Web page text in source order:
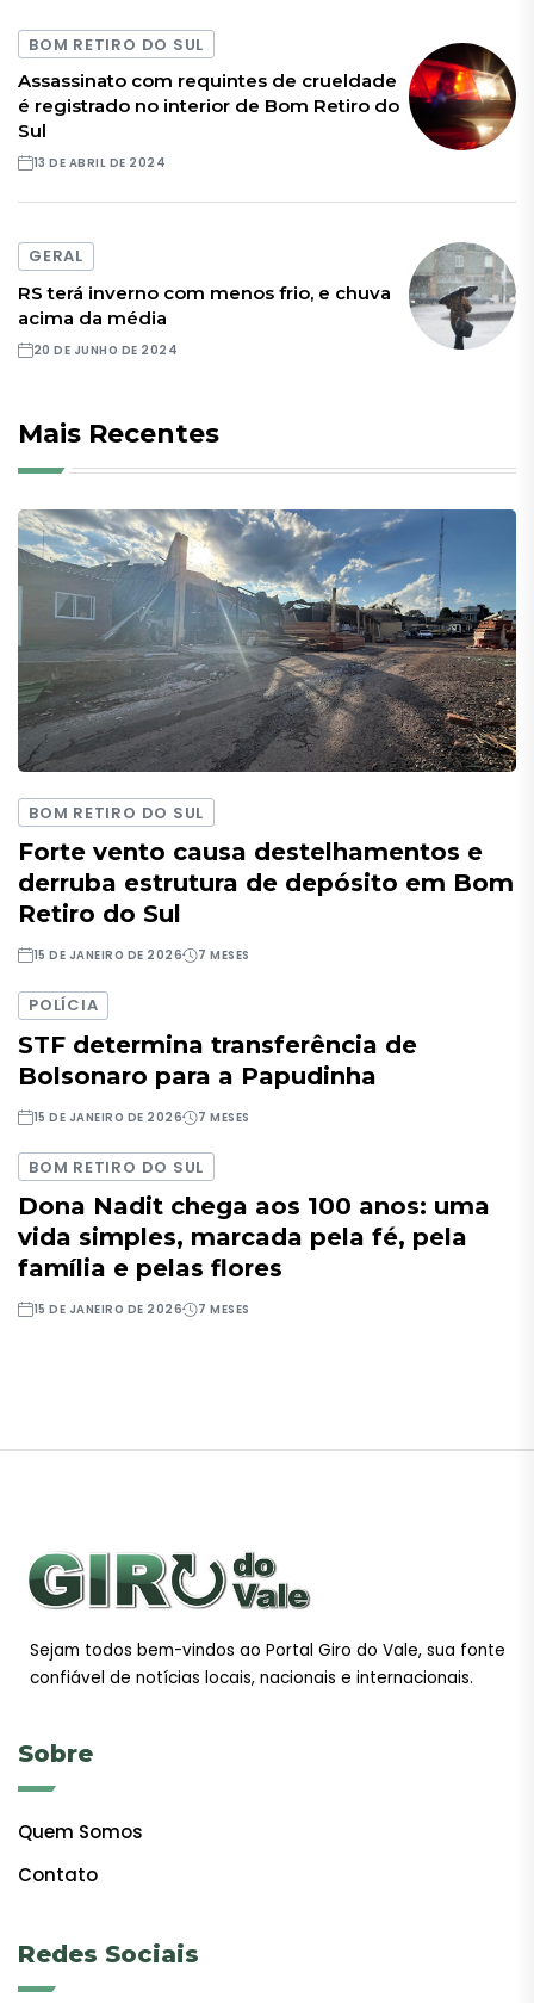
BOM RETIRO DO SUL
Assassinato com requintes de crueldade
é registrado no interior de Bom Retiro do
Sul
13 DE ABRIL DE 2024
GERAL
RS terá inverno com menos frio, e chuva
acima da média
20 DE JUNHO DE 2024
Mais Recentes
BOM RETIRO DO SUL
Forte vento causa destelhamentos e
derruba estrutura de depósito em Bom
Retiro do Sul
15 DE JANEIRO DE 2026 7 MESES
POLÍCIA
STF determina transferência de
Bolsonaro para a Papudinha
15 DE JANEIRO DE 2026 7 MESES
BOM RETIRO DO SUL
Dona Nadit chega aos 100 anos: uma
vida simples, marcada pela fé, pela
família e pelas flores
15 DE JANEIRO DE 2026 7 MESES
Sejam todos bem-vindos ao Portal Giro do Vale, sua fonte
confiável de notícias locais, nacionais e internacionais.
Sobre
Quem Somos
Contato
Redes Sociais